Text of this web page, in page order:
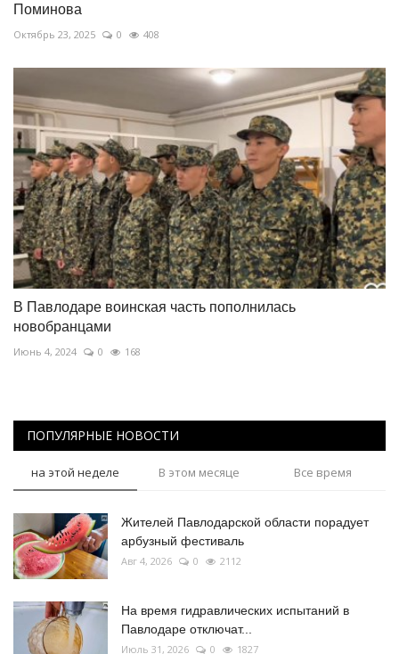
Поминова
Октябрь 23, 2025 0 408
В Павлодаре воинская часть пополнилась
новобранцами
Июнь 4, 2024 0 168
ПОПУЛЯРНЫЕ НОВОСТИ
на этой неделе В этом месяце Все время
Жителей Павлодарской области порадует
арбузный фестиваль
Авг 4, 2026 0 2112
На время гидравлических испытаний в
Павлодаре отключат...
Июль 31, 2026 0 1827